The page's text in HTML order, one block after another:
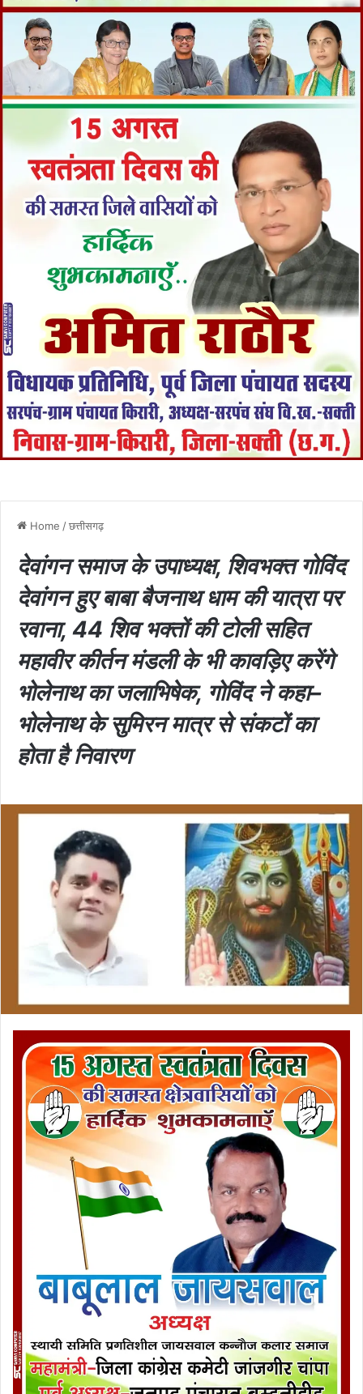
Home /छत्तीसगढ़
देवांगन समाज के उपाध्यक्ष, शिवभक्त गोविंद
देवांगन हुए बाबा बैजनाथ धाम की यात्रा पर
रवाना, 44 शिव भक्तों की टोली सहित
महावीर कीर्तन मंडली के भी कावड़िए करेंगे
भोलेनाथ का जलाभिषेक, गोविंद ने कहा–
भोलेनाथ के सुमिरन मात्र से संकटों का
होता है निवारण